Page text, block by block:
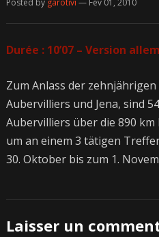
Posted by garotivi — Fév 01, 2010
Durée : 10’07 – Version
Zum Anlass der
Aubervilliers und Jena, sind
Aubervilliers über die 890
um an einem 3 tätigen
30. Oktober bis zum 1.
Laisser un